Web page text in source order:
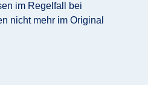
im Regelfall bei
nicht mehr im Original